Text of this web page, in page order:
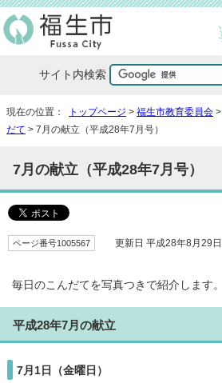
サイト内検索
現在の位置： トップページ > 福生市教育委員会 >
だて > 7月の献立（平成28年7月号）
7月の献立（平成28年7月号）
ページ番号1005567 更新日 平成28年8月29日
毎日のこんだてを写真つきで紹介します。
平成28年7月の献立
7月1日（金曜日）